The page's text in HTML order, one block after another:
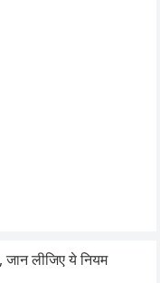
लीजिए ये नियम